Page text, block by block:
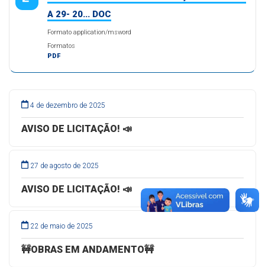
A 29- 20... DOC
Formato application/msword
Formatos
PDF
4 de dezembro de 2025
AVISO DE LICITAÇÃO! 📣
27 de agosto de 2025
AVISO DE LICITAÇÃO! 📣
22 de maio de 2025
🚧OBRAS EM ANDAMENTO🚧